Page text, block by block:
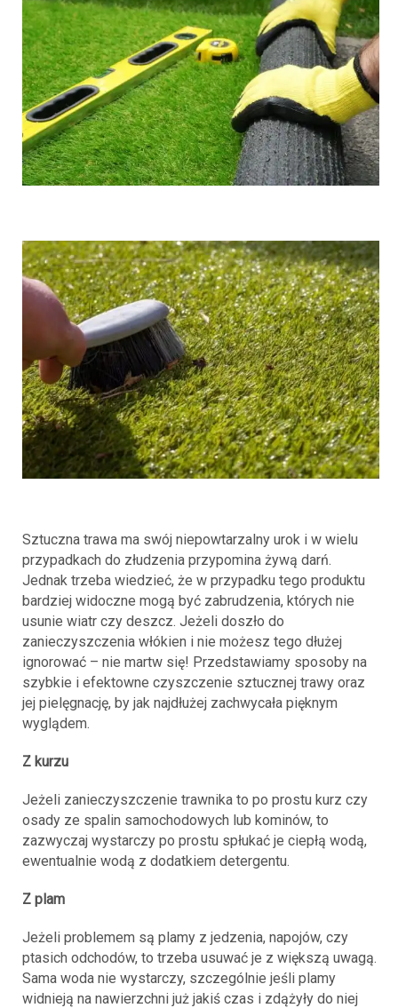
Sztuczna trawa ma swój niepowtarzalny urok i w wielu
przypadkach do złudzenia przypomina żywą darń.
Jednak trzeba wiedzieć, że w przypadku tego produktu
bardziej widoczne mogą być zabrudzenia, których nie
usunie wiatr czy deszcz. Jeżeli doszło do
zanieczyszczenia włókien i nie możesz tego dłużej
ignorować – nie martw się! Przedstawiamy sposoby na
szybkie i efektowne czyszczenie sztucznej trawy oraz
jej pielęgnację, by jak najdłużej zachwycała pięknym
wyglądem.
Z kurzu
Jeżeli zanieczyszczenie trawnika to po prostu kurz czy
osady ze spalin samochodowych lub kominów, to
zazwyczaj wystarczy po prostu spłukać je ciepłą wodą,
ewentualnie wodą z dodatkiem detergentu.
Z plam
Jeżeli problemem są plamy z jedzenia, napojów, czy
ptasich odchodów, to trzeba usuwać je z większą uwagą.
Sama woda nie wystarczy, szczególnie jeśli plamy
widnieją na nawierzchni już jakiś czas i zdążyły do niej